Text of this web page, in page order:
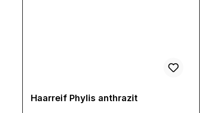
Haarreif Phylis anthrazit